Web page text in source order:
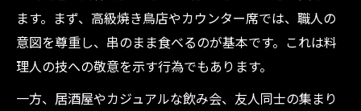
ます。まず、高級焼き鳥店やカウンター席では、職人の
意図を尊重し、串のまま食べるのが基本です。これは料
理人の技への敬意を示す行為でもあります。
一方、居酒屋やカジュアルな飲み会、友人同士の集まり